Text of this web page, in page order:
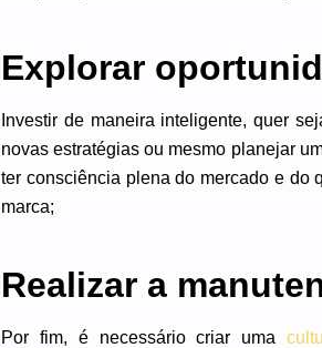
Explorar
Investir de maneira inteligente, quer
novas estratégias ou mesmo planejar
ter consciência plena do mercado e do
marca;
Realizar a
Por fim, é necessário criar uma